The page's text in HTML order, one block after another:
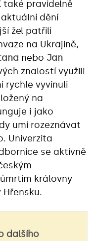
také pravidelně
dění
žel patřili
na Ukrajině,
nebo Jan
znalostí využili
rychle vyvinuli
na
i jako
umí rozeznávat
Univerzita
se aktivně
královny
dalšího